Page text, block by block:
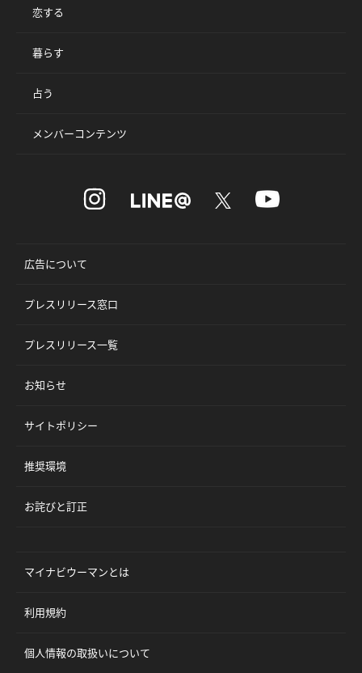
恋する
暮らす
占う
メンバーコンテンツ
広告について
プレスリリース窓口
プレスリリース一覧
お知らせ
サイトポリシー
推奨環境
お詫びと訂正
マイナビウーマンとは
利用規約
個人情報の取扱いについて